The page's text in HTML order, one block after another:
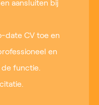
aansluiten bij
date CV toe en
en
functie.